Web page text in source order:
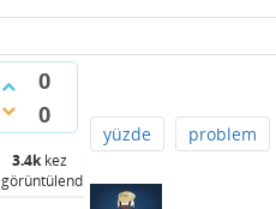
0
0
3.4kkez
görüntülendi
yüzde problem